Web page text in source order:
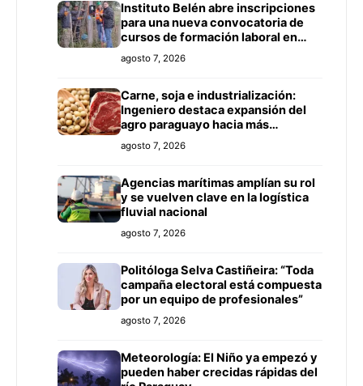
Instituto Belén abre inscripciones
para una nueva convocatoria de
cursos de formación laboral en
Concepción
agosto 7, 2026
Carne, soja e industrialización:
Ingeniero destaca expansión del
agro paraguayo hacia más
mercados
agosto 7, 2026
Agencias marítimas amplían su rol
y se vuelven clave en la logística
fluvial nacional
agosto 7, 2026
Politóloga Selva Castiñeira: “Toda
campaña electoral está compuesta
por un equipo de profesionales”
agosto 7, 2026
Meteorología: El Niño ya empezó y
pueden haber crecidas rápidas del